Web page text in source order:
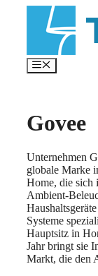
Menü
Govee
Unternehmen
globale Marke
Home, die sich
Ambient-
Systeme
Hauptsitz in
Jahr bringt sie
Markt, die den